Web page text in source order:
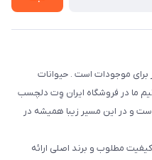
برای موجودات است . حیوانات
تیم ما در فروشگاه ایران وِت دلچسب
و در این مسیر زیبا همیشه در
مطلوب و برند اصلی ارائه